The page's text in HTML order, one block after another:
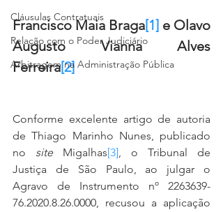
Cláusulas Contratuais
Relação com o Poder Judiciário
Arbitragem na Administração Pública
Francisco Maia Braga[1] e Olavo
Augusto Vianna Alves
Ferreira[2]
Conforme excelente artigo de autoria
de Thiago Marinho Nunes, publicado
no site Migalhas[3], o Tribunal de
Justiça de São Paulo, ao julgar o
Agravo de Instrumento nº 2263639-
76.2020.8.26.0000, recusou a aplicação